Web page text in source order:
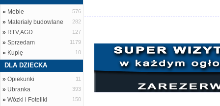
» Meble 576
» Materiały budowlane 282
» RTV,AGD 127
» Sprzedam 1179
» Kupię 10
DLA DZIECKA
» Opiekunki 11
» Ubranka 393
» Wózki i Foteliki 150